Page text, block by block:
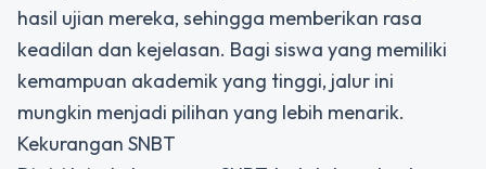
hasil ujian mereka, sehingga memberikan rasa
keadilan dan kejelasan. Bagi siswa yang memiliki
kemampuan akademik yang tinggi, jalur ini
mungkin menjadi pilihan yang lebih menarik.
Kekurangan SNBT